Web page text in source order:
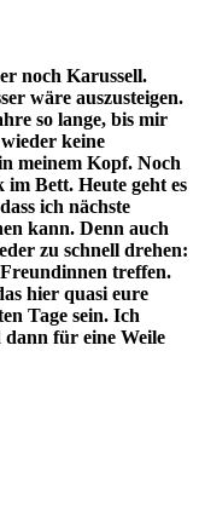
noch Karussell.
wäre auszusteigen.
so lange, bis mir
keine
meinem Kopf. Noch
Bett. Heute geht es
ich nächste
kann. Denn auch
zu schnell drehen:
treffen.
hier quasi eure
Tage sein. Ich
dann für eine Weile